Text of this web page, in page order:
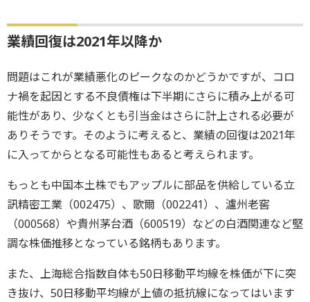
業績回復は2021年以降か
問題はこれが業績悪化のピークなのかどうかですが、コロ
ナ禍を起因とする不良債権は下半期にさらに積み上がる可
能性があり、少なくとも引当金はさらに計上される必要が
ありそうです。そのように考えると、業績の回復は2021年
に入ってからとなる可能性もあると考えられます。
もっとも中国本土株でもアップルに部品を供給している立
訊精密工業（002475）、歌爾（002241）、瀘州老窖
（000568）や貴州茅台酒（600519）などの白酒関連など堅
調な株価推移となっている銘柄もあります。
また、上海総合指数自体も50日移動平均線を株価が下に突
き抜け、50日移動平均線が上値の抵抗線になってはいます